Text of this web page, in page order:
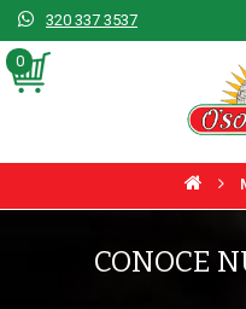
320 337 3537
0
CONOCE